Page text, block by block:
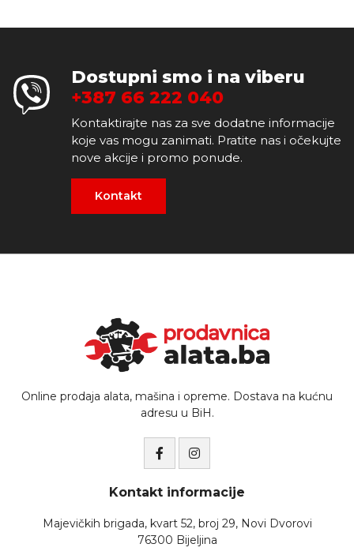
Dostupni smo i na viberu
+387 66 222 040
Kontaktirajte nas za sve dodatne informacije
koje vas mogu zanimati. Pratite nas i očekujte
nove akcije i promo ponude.
Kontakt
Online prodaja alata, mašina i opreme. Dostava na kućnu
adresu u BiH.
Kontakt informacije
Majevičkih brigada, kvart 52, broj 29, Novi Dvorovi
76300 Bijeljina